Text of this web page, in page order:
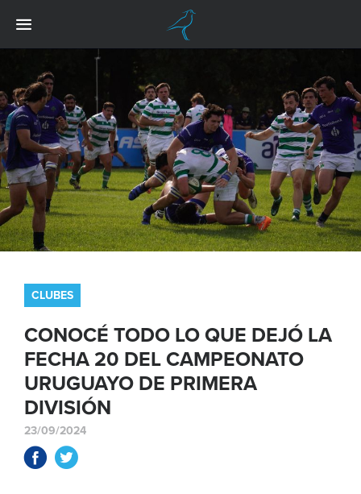
CLUBES
CONOCÉ TODO LO QUE DEJÓ LA
FECHA 20 DEL CAMPEONATO
URUGUAYO DE PRIMERA
DIVISIÓN
23/09/2024